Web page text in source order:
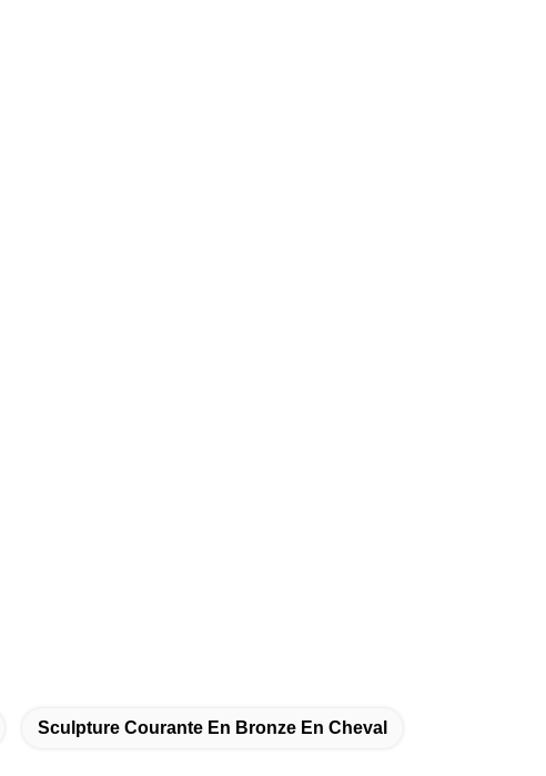
Sculpture Courante En Bronze En Cheval